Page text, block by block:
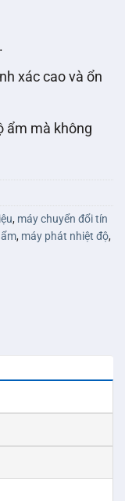
xác cao và ổn
ẩm mà không
, máy chuyển đổi tín
, máy phát nhiệt độ,